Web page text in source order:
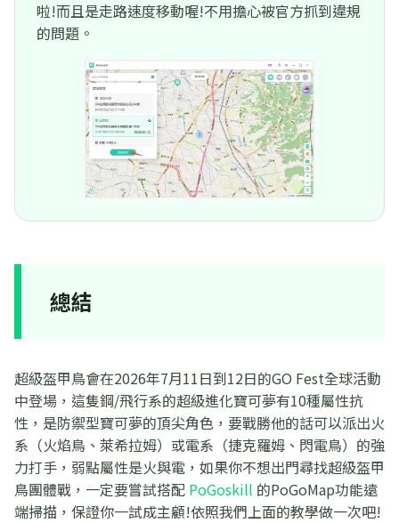
啦!而且是走路速度移動喔!不用擔心被官方抓到違規
的問題。
總結
超級盔甲鳥會在2026年7月11日到12日的GO Fest全球活動
中登場，這隻鋼/飛行系的超級進化寶可夢有10種屬性抗
性，是防禦型寶可夢的頂尖角色，要戰勝他的話可以派出火
系（火焰鳥、萊希拉姆）或電系（捷克羅姆、閃電鳥）的強
力打手，弱點屬性是火與電，如果你不想出門尋找超級盔甲
鳥團體戰，一定要嘗試搭配 PoGoskill 的PoGoMap功能遠
端掃描，保證你一試成主顧!依照我們上面的教學做一次吧!